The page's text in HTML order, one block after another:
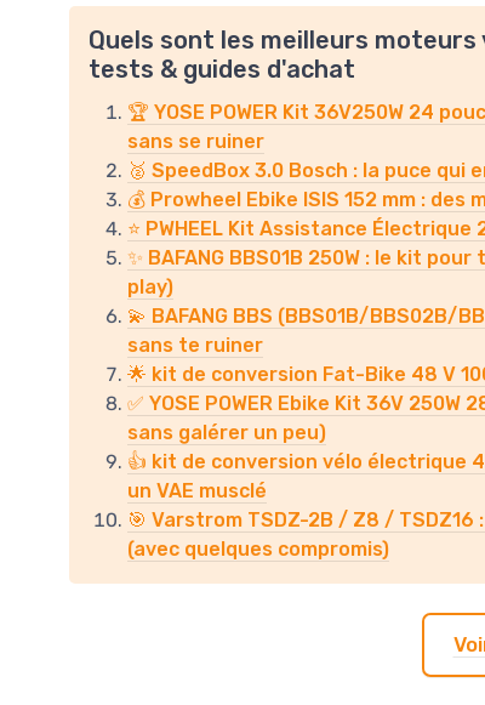
Quels sont les meilleurs
tests & guides d'achat
🏆 YOSE POWER Kit 36V250W 24
sans se ruiner
🥈 SpeedBox 3.0 Bosch : la puce
💰 Prowheel Ebike ISIS 152 mm :
⭐ PWHEEL Kit Assistance
✨ BAFANG BBS01B 250W : le kit
play)
💫 BAFANG BBS (BBS01B/BBS02B/
sans te ruiner
🌟 kit de conversion Fat-Bike 48 V
✅ YOSE POWER Ebike Kit 36V
sans galérer un peu)
👍 kit de conversion vélo électrique
un VAE musclé
🎯 Varstrom TSDZ-2B / Z8 /
(avec quelques compromis)